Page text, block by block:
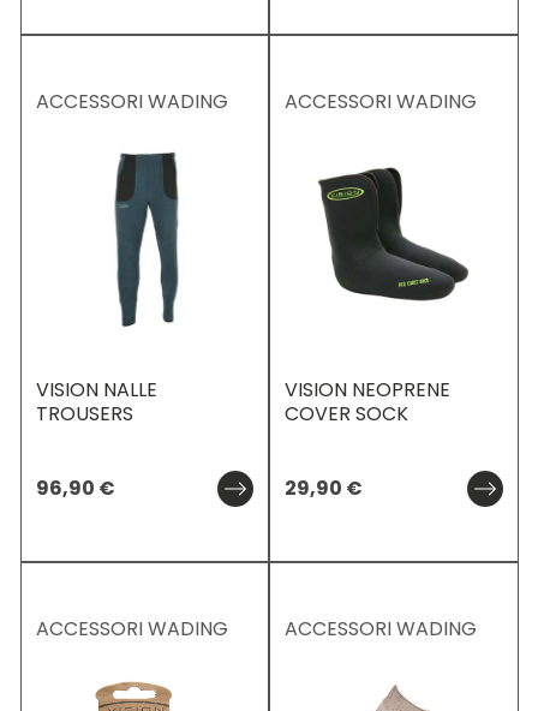
ACCESSORI WADING
VISION NALLE
TROUSERS
96,90 €
ACCESSORI WADING
VISION NEOPRENE
COVER SOCK
29,90 €
ACCESSORI WADING ACCESSORI WADING